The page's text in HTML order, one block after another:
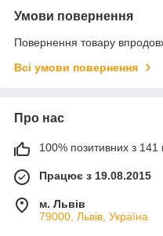
Умови повернення
Повернення товару
Всі умови повернення
Про нас
100% позитивних з 141
Працює з 19.08.2015
м. Львів
79000, Львів, Україна